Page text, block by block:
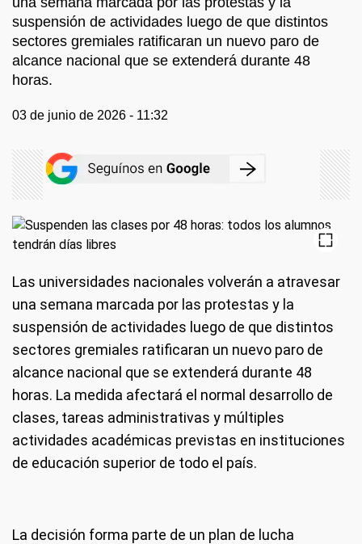
suspensión de actividades luego de que distintos
sectores gremiales ratificaran un nuevo paro de
alcance nacional que se extenderá durante 48
horas.
03 de junio de 2026 - 11:32
Las universidades nacionales volverán a atravesar
una semana marcada por las protestas y la
suspensión de actividades luego de que distintos
sectores gremiales ratificaran un nuevo paro de
alcance nacional que se extenderá durante 48
horas. La medida afectará el normal desarrollo de
clases, tareas administrativas y múltiples
actividades académicas previstas en instituciones
de educación superior de todo el país.
La decisión forma parte de un plan de lucha